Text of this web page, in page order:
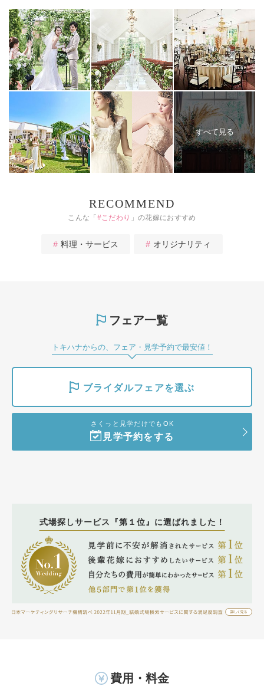
すべて見る
RECOMMEND
こんな「#こだわり 」の花嫁におすすめ
料理・サービス オリジナリティ
フェア一覧
トキハナからの、フェア・見学予約で最安値！
ブライダルフェアを選ぶ
さくっと見学だけでもOK
見学予約をする
式場探しサービス『第１位』に選ばれました！
費用・料金